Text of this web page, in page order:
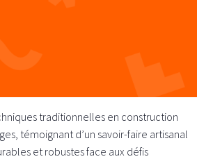
traditionnelles en construction
témoignant d’un savoir-faire artisanal
et robustes face aux défis